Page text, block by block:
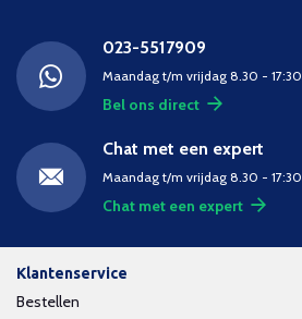
023-5517909
Maandag t/m vrijdag 8.30 - 17:30
Bel ons direct
Chat met een expert
Maandag t/m vrijdag 8.30 - 17:30
Chat met een expert
Klantenservice
Bestellen